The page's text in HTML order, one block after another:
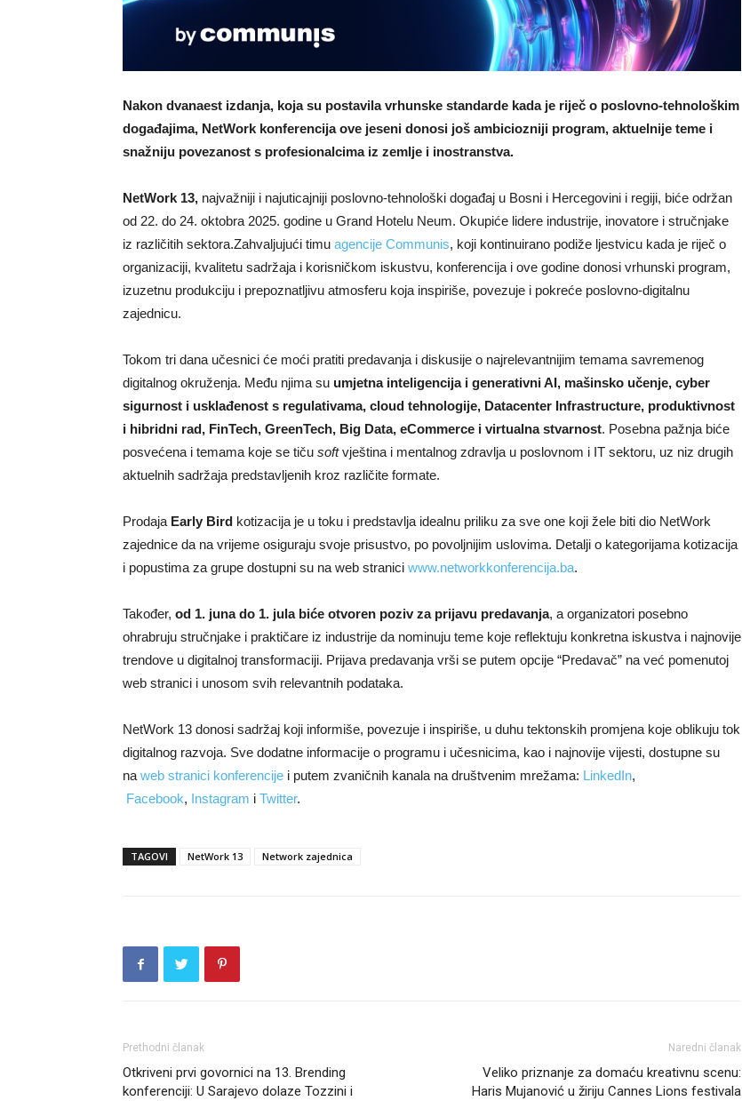
Nakon dvanaest izdanja, koja su postavila vrhunske standarde kada je riječ o poslovno-tehnološkim
događajima, NetWork konferencija ove jeseni donosi još ambiciozniji program, aktuelnije teme i
snažniju povezanost s profesionalcima iz zemlje i inostranstva.
NetWork 13, najvažniji i najuticajniji poslovno-tehnološki događaj u Bosni i Hercegovini i regiji, biće održan
od 22. do 24. oktobra 2025. godine u Grand Hotelu Neum. Okupiće lidere industrije, inovatore i stručnjake
iz različitih sektora.Zahvaljujući timu agencije Communis, koji kontinuirano podiže ljestvicu kada je riječ o
organizaciji, kvalitetu sadržaja i korisničkom iskustvu, konferencija i ove godine donosi vrhunski program,
izuzetnu produkciju i prepoznatljivu atmosferu koja inspiriše, povezuje i pokreće poslovno-digitalnu
zajednicu.
Tokom tri dana učesnici će moći pratiti predavanja i diskusije o najrelevantnijim temama savremenog
digitalnog okruženja. Među njima su umjetna inteligencija i generativni AI, mašinsko učenje, cyber
sigurnost i usklađenost s regulativama, cloud tehnologije, Datacenter Infrastructure, produktivnost
i hibridni rad, FinTech, GreenTech, Big Data, eCommerce i virtualna stvarnost. Posebna pažnja biće
posvećena i temama koje se tiču softvještina i mentalnog zdravlja u poslovnom i IT sektoru, uz niz drugih
aktuelnih sadržaja predstavljenih kroz različite formate.
Prodaja Early Bird kotizacija je u toku i predstavlja idealnu priliku za sve one koji žele biti dio NetWork
zajednice da na vrijeme osiguraju svoje prisustvo, po povoljnijim uslovima. Detalji o kategorijama kotizacija
i popustima za grupe dostupni su na web stranici www.networkkonferencija.ba.
Također, od 1. juna do 1. jula biće otvoren poziv za prijavu predavanja, a organizatori posebno
ohrabruju stručnjake i praktičare iz industrije da nominuju teme koje reflektuju konkretna iskustva i najnovije
trendove u digitalnoj transformaciji. Prijava predavanja vrši se putem opcije “Predavač” na već pomenutoj
web stranici i unosom svih relevantnih podataka.
NetWork 13 donosi sadržaj koji informiše, povezuje i inspiriše, u duhu tektonskih promjena koje oblikuju tok
digitalnog razvoja. Sve dodatne informacije o programu i učesnicima, kao i najnovije vijesti, dostupne su
na web stranici konferencije i putem zvaničnih kanala na društvenim mrežama: LinkedIn,
Facebook, Instagram i Twitter.
TAGOVI NetWork 13 Network zajednica
Prethodni članak
Otkriveni prvi govornici na 13. Brending
konferenciji: U Sarajevo dolaze Tozzini i
Naredni članak
Veliko priznanje za domaću kreativnu scenu:
Haris Mujanović u žiriju Cannes Lions festivala